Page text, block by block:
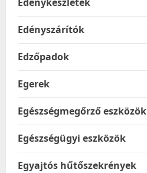
Edényszárítók
Edzőpadok
Egerek
Egészségmegőrző eszközök
Egészségügyi eszközök
Egyajtós hűtőszekrények